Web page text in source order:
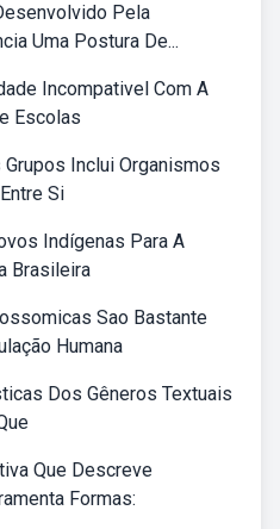
Pela
Uma Postura De...
Incompativel Com A
Escolas
Inclui Organismos
Si
Indígenas Para A
Brasileira
Sao Bastante
Humana
Dos Gêneros Textuais
Que Descreve
Formas: